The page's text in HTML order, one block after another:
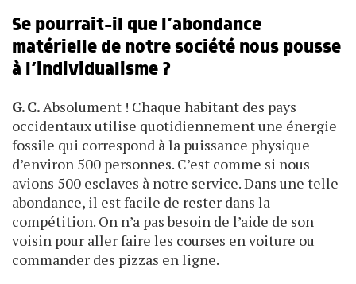
Se pourrait-il que l’abondance
matérielle de notre société nous pousse
à l’individualisme ?
G. C.Absolument ! Chaque habitant des pays
occidentaux utilise quotidiennement une énergie
fossile qui correspond à la puissance physique
d’environ 500 personnes. C’est comme si nous
avions 500 esclaves à notre service. Dans une telle
abondance, il est facile de rester dans la
compétition. On n’a pas besoin de l’aide de son
voisin pour aller faire les courses en voiture ou
commander des pizzas en ligne.